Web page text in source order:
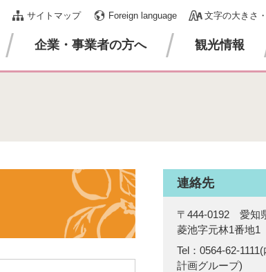
サイトマップ Foreign language 文字の大きさ
企業・事業者の方へ 観光情報
連絡先
〒444-0192 愛知
菱池字元林1番地1
Tel：0564-62-
計画グループ